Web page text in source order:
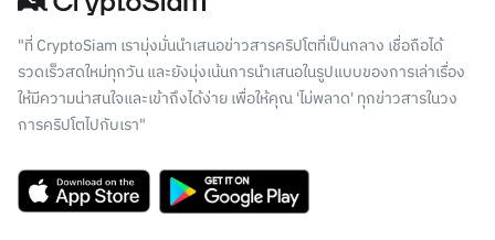
"ที่ CryptoSiam เรามุ่งมั่นนำเสนอข่าวสารคริปโตที่เป็นกลาง เชื่อถือได้
รวดเร็วสดใหม่ทุกวัน และยังมุ่งเน้นการนำเสนอในรูปแบบของการเล่าเรื่อง
ให้มีความน่าสนใจและเข้าถึงได้ง่าย เพื่อให้คุณ 'ไม่พลาด' ทุกข่าวสารในวง
การคริปโตไปกับเรา"